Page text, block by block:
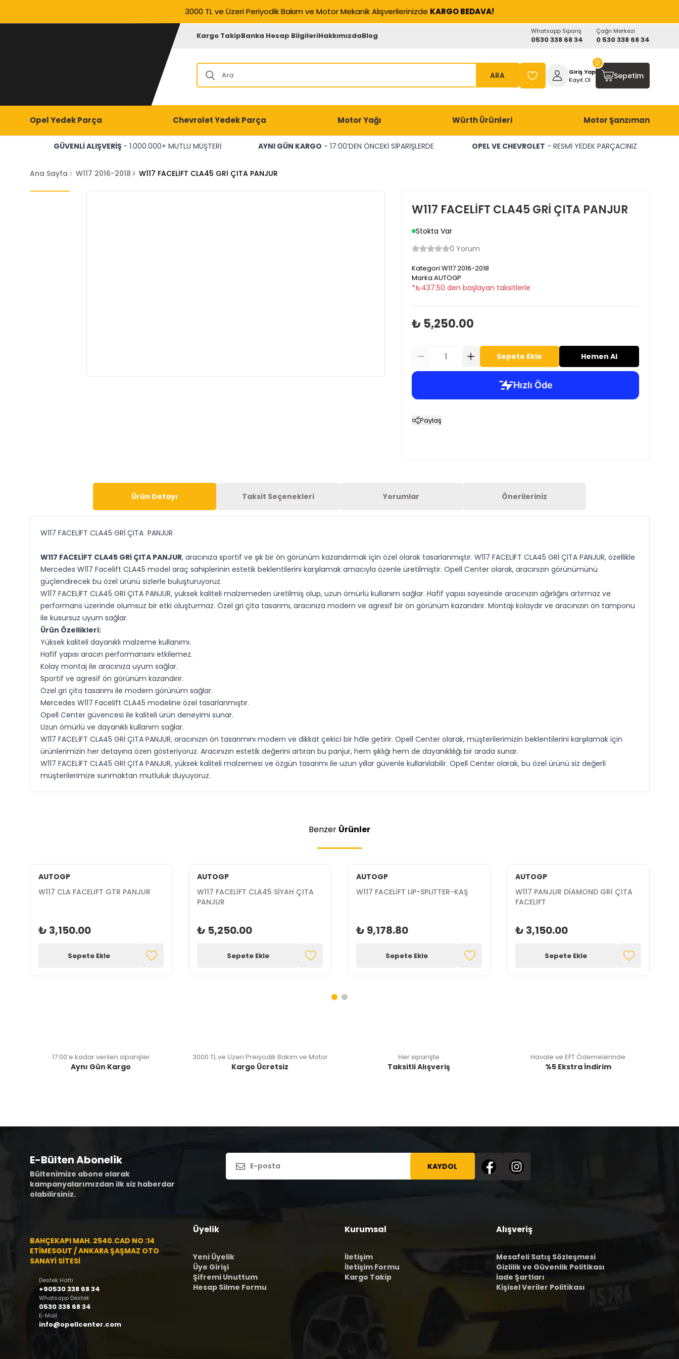
3000 TL ve Üzeri Periyodik Bakım ve Motor Mekanik Alışverilerinizde KARGO BEDAVA!
Kargo TakipBanka Hesap BilgileriHakkımızdaBlog Whatsapp Sipariş
0530 338 68 34
Çağrı Merkezi
0 530 338 68 34
ARA
Giriş Yap
Kayıt Ol
Sepetim
0
Opel Yedek Parça Chevrolet Yedek Parça Motor Yağı Würth Ürünleri Motor Şanzıman
GÜVENLİ ALIŞVERİŞ - 1.000.000+ MUTLU MÜŞTERİ AYNI GÜN KARGO - 17:00’DEN ÖNCEKİ SİPARİŞLERDE OPEL VE CHEVROLET - RESMİ YEDEK PARÇACINIZ
Ana Sayfa W117 2016-2018 W117 FACELİFT CLA45 GRİ ÇITA PANJUR
W117 FACELİFT CLA45 GRİ ÇITA PANJUR
Stokta Var
0 Yorum
Kategori:W117 2016-2018
Marka:AUTOGP
*₺437.50 den başlayan taksitlerle
₺ 5,250.00
Sepete Ekle Hemen Al
Paylaş
Ürün Detayı Taksit Seçenekleri Yorumlar Önerileriniz
W117 FACELİFT CLA45 GRİ ÇITA PANJUR
W117 FACELİFT CLA45 GRİ ÇITA PANJUR, aracınıza sportif ve şık bir ön görünüm kazandırmak için özel olarak tasarlanmıştır. W117 FACELİFT CLA45 GRİ ÇITA PANJUR, özellikle
Mercedes W117 Facelift CLA45 model araç sahiplerinin estetik beklentilerini karşılamak amacıyla özenle üretilmiştir. Opell Center olarak, aracınızın görünümünü
güçlendirecek bu özel ürünü sizlerle buluşturuyoruz.
W117 FACELİFT CLA45 GRİ ÇITA PANJUR, yüksek kaliteli malzemeden üretilmiş olup, uzun ömürlü kullanım sağlar. Hafif yapısı sayesinde aracınızın ağırlığını artırmaz ve
performans üzerinde olumsuz bir etki oluşturmaz. Özel gri çita tasarımı, aracınıza modern ve agresif bir ön görünüm kazandırır. Montajı kolaydır ve aracınızın ön tamponu
ile kusursuz uyum sağlar.
Ürün Özellikleri:
Yüksek kaliteli dayanıklı malzeme kullanımı.
Hafif yapısı aracın performansını etkilemez.
Kolay montaj ile aracınıza uyum sağlar.
Sportif ve agresif ön görünüm kazandırır.
Özel gri çita tasarımı ile modern görünüm sağlar.
Mercedes W117 Facelift CLA45 modeline özel tasarlanmıştır.
Opell Center güvencesi ile kaliteli ürün deneyimi sunar.
Uzun ömürlü ve dayanıklı kullanım sağlar.
W117 FACELİFT CLA45 GRİ ÇITA PANJUR, aracınızın ön tasarımını modern ve dikkat çekici bir hâle getirir. Opell Center olarak, müşterilerimizin beklentilerini karşılamak için
ürünlerimizin her detayına özen gösteriyoruz. Aracınızın estetik değerini artıran bu panjur, hem şıklığı hem de dayanıklılığı bir arada sunar.
W117 FACELİFT CLA45 GRİ ÇITA PANJUR, yüksek kaliteli malzemesi ve özgün tasarımı ile uzun yıllar güvenle kullanılabilir. Opell Center olarak, bu özel ürünü siz değerli
müşterilerimize sunmaktan mutluluk duyuyoruz.
Benzer Ürünler
AUTOGP
W117 CLA FACELIFT GTR PANJUR
₺ 3,150.00
Sepete Ekle
AUTOGP
W117 FACELİFT CLA45 SİYAH ÇITA
PANJUR
₺ 5,250.00
Sepete Ekle
AUTOGP
W117 FACELİFT LiP-SPLiTTER-KAŞ
₺ 9,178.80
Sepete Ekle
AUTOGP
W117 PANJUR DİAMOND GRİ ÇITA
FACELIFT
₺ 3,150.00
Sepete Ekle
17:00’e kadar verilen siparişler
Aynı Gün Kargo
3000 TL ve Üzeri Preiyodik Bakım ve Motor
Kargo Ücretsiz
Her siparişte
Taksitli Alışveriş
Havale ve EFT Ödemelerinde
%5 Ekstra İndirim
E-Bülten Abonelik
Bültenimize abone olarak
kampanyalarımızdan ilk siz haberdar
olabilirsiniz.
KAYDOL
BAHÇEKAPI MAH. 2540.CAD NO :14
ETİMESGUT / ANKARA ŞAŞMAZ OTO
SANAYİ SİTESİ
Destek Hattı
+90530 338 68 34
Whatsapp Destek
0530 338 68 34
E-Mail
info@opellcenter.com
Üyelik
Yeni Üyelik
Üye Girişi
Şifremi Unuttum
Hesap Silme Formu
Kurumsal
İletişim
İletişim Formu
Kargo Takip
Alışveriş
Mesafeli Satış Sözleşmesi
Gizlilik ve Güvenlik Politikası
İade Şartları
Kişisel Veriler Politikası